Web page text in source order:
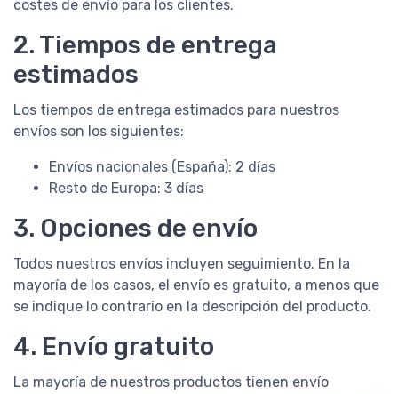
costes de envío para los clientes.
2. Tiempos de entrega
estimados
Los tiempos de entrega estimados para nuestros
envíos son los siguientes:
Envíos nacionales (España): 2 días
Resto de Europa: 3 días
3. Opciones de envío
Todos nuestros envíos incluyen seguimiento. En la
mayoría de los casos, el envío es gratuito, a menos que
se indique lo contrario en la descripción del producto.
4. Envío gratuito
La mayoría de nuestros productos tienen envío